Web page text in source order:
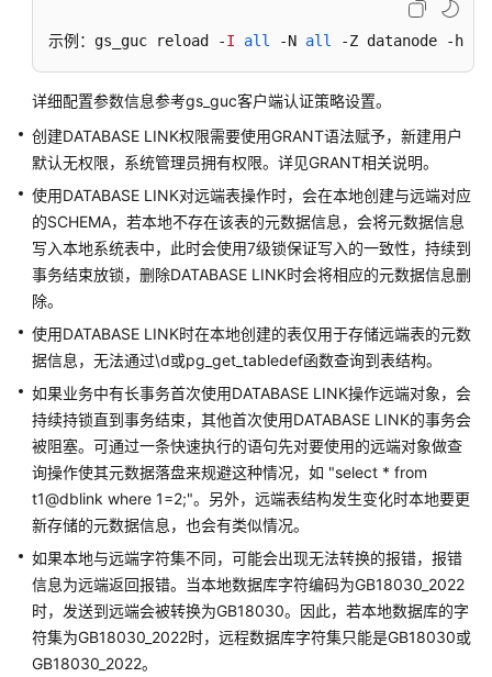
布
10.x）
开
指
南
（集
中
_V2.0-
开
发
指
南
（分
布
_V2.0-
8.x）
开
发
示例：gs_guc reload -I all -N all -Z datanode -h
详细配置参数信息参考gs_guc客户端认证策略设置。
创建DATABASE LINK权限需要使用GRANT语法赋予，新建用户
默认无权限，系统管理员拥有权限。详见GRANT相关说明。
使用DATABASE LINK对远端表操作时，会在本地创建与远端对应
的SCHEMA，若本地不存在该表的元数据信息，会将元数据信息
写入本地系统表中，此时会使用7级锁保证写入的一致性，持续到
事务结束放锁，删除DATABASE LINK时会将相应的元数据信息删
除。
使用DATABASE LINK时在本地创建的表仅用于存储远端表的元数
据信息，无法通过\d或pg_get_tabledef函数查询到表结构。
如果业务中有长事务首次使用DATABASE LINK操作远端对象，会
持续持锁直到事务结束，其他首次使用DATABASE LINK的事务会
被阻塞。可通过一条快速执行的语句先对要使用的远端对象做查
询操作使其元数据落盘来规避这种情况，如 "select * from
t1@dblink where 1=2;"。另外，远端表结构发生变化时本地要更
新存储的元数据信息，也会有类似情况。
如果本地与远端字符集不同，可能会出现无法转换的报错，报错
信息为远端返回报错。当本地数据库字符编码为GB18030_2022
时，发送到远端会被转换为GB18030。因此，若本地数据库的字
符集为GB18030_2022时，远程数据库字符集只能是GB18030或
GB18030_2022。